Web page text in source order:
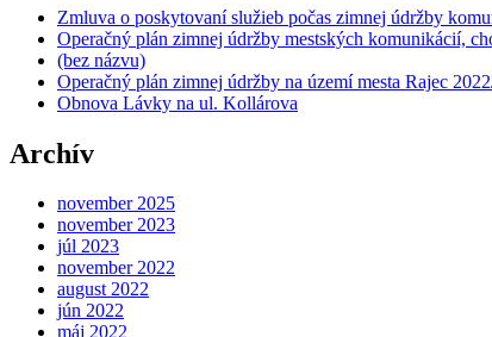
Zmluva o poskytovaní služieb počas zimnej údržby
Operačný plán zimnej údržby mestských komunikácií,
(bez názvu)
Operačný plán zimnej údržby na území mesta Rajec
Obnova Lávky na ul. Kollárova
Archív
november 2025
november 2023
júl 2023
november 2022
august 2022
jún 2022
máj 2022